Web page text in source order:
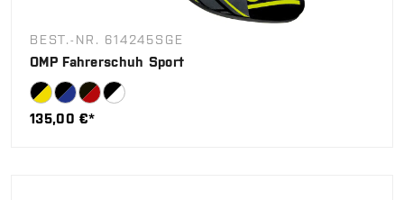
BEST.-NR. 614245SGE
OMP Fahrerschuh Sport
135,00 €*